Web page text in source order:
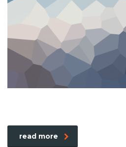
read more